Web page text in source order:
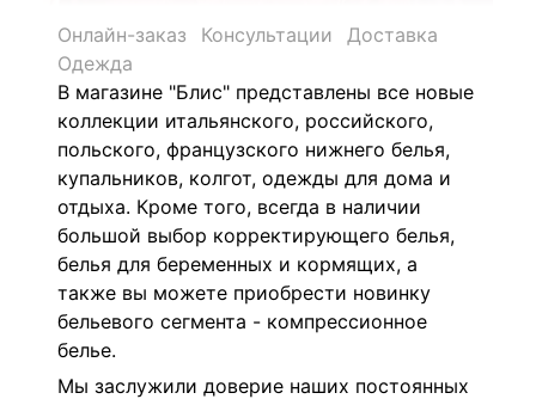
Онлайн-заказ Консультации
Доставка
Одежда
В магазине "Блис" представлены все новые
коллекции итальянского, российского,
польского, французского нижнего белья,
купальников, колгот, одежды для дома и
отдыха. Кроме того, всегда в наличии
большой выбор корректирующего белья,
белья для беременных и кормящих, а
также вы можете приобрести новинку
бельевого сегмента - компрессионное
белье.
Мы заслужили доверие наших постоянных